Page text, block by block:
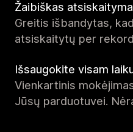
Žaibiškas
Greitis išbandytas,
atsiskaitytų per
Išsaugokite visam
Vienkartinis
Jūsų parduotuvei.